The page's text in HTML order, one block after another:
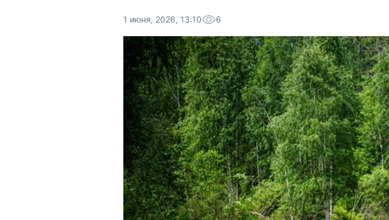
1 июня, 2026, 13:10 6